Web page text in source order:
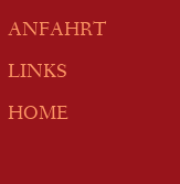
ANFAHRT
LINKS
HOME